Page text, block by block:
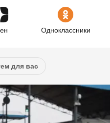
Одноклассники
для вас